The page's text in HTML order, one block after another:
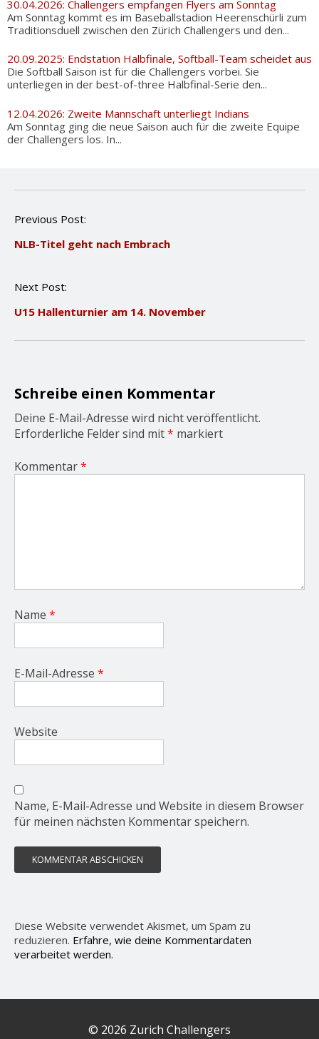
30.04.2026: Challengers empfangen Flyers am Sonntag
Am Sonntag kommt es im Baseballstadion Heerenschürli zum
Traditionsduell zwischen den Zürich Challengers und den...
20.09.2025: Endstation Halbfinale, Softball-Team scheidet aus
Die Softball Saison ist für die Challengers vorbei. Sie
unterliegen in der best-of-three Halbfinal-Serie den...
12.04.2026: Zweite Mannschaft unterliegt Indians
Am Sonntag ging die neue Saison auch für die zweite Equipe
der Challengers los. In...
P
s
a
i
o
Previous Post:
NLB-Titel geht nach Embrach
Next Post:
U15 Hallenturnier am 14. November
Schreibe einen Kommentar
Deine E-Mail-Adresse wird nicht veröffentlicht.
Erforderliche Felder sind mit* markiert
Kommentar*
Name *
E-Mail-Adresse *
Website
Name, E-Mail-Adresse und Website in diesem Browser
für meinen nächsten Kommentar speichern.
Diese Website verwendet Akismet, um Spam zu
reduzieren. Erfahre, wie deine Kommentardaten
verarbeitet werden.
© 2026 Zurich Challengers